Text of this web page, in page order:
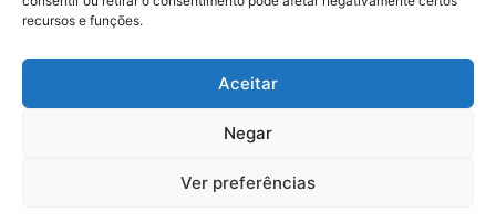
recursos e funções.
Aceitar
Negar
Ver preferências
Gazeta Toledo - Copyright © 2024 Todos os
Termos de Uso